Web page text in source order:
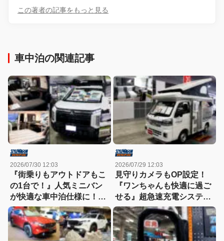
この著者の記事をもっと見る
車中泊の関連記事
2026/07/30 12:03
『街乗りもアウトドアもこ
の1台で！』人気ミニバン
が快適な車中泊仕様に！
【東京キャンピングカーシ
ョー2026】
2026/07/29 12:03
見守りカメラもOP設定！
『ワンちゃんも快適に過ご
せる』超急速充電システム
を搭載した軽トラキャンパ
ー【東京キャンピングカー
ショー2026】